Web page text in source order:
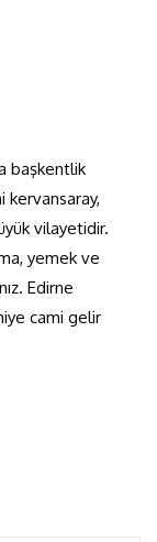
başkentlik
kervansaray,
vilayetidir.
yemek ve
Edirne
cami gelir